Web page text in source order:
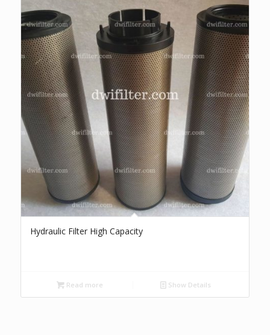
Hydraulic Filter High Capacity
Read more Show Details